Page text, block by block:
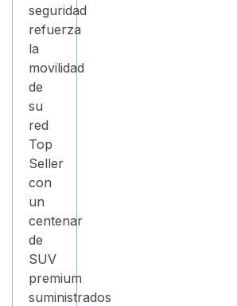
seguridad
refuerza
la
movilidad
de
su
red
Top
Seller
con
un
centenar
de
SUV
premium
suministrados